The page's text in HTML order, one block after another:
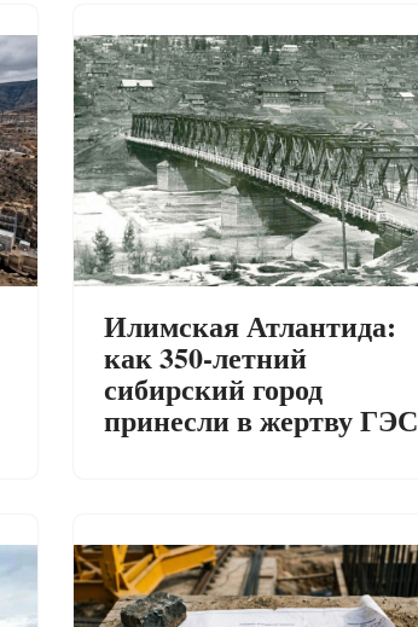
Илимская Атлантида:
как 350-летний
сибирский город
принесли в жертву ГЭС